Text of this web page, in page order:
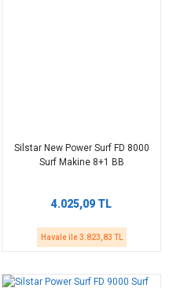
Silstar New Power Surf FD 8000
Surf Makine 8+1 BB
4.025,09 TL
Havale ile 3.823,83 TL